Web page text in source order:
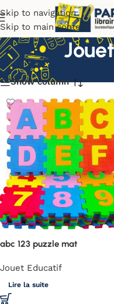
Skip to navigation
Skip to main content
Show column
abc 123 puzzle mat
Jouet Educatif
Lire la suite